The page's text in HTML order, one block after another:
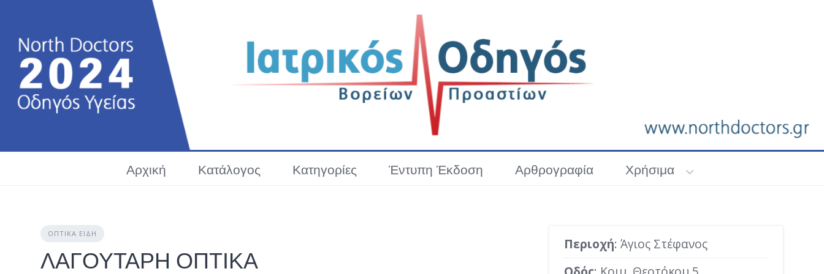
content
Αρχική Κατάλογος Κατηγορίες Έντυπη Έκδοση Αρθρογραφία Χρήσιμα
ΟΠΤΙΚΆ ΕΊΔΗ
ΛΑΓΟΥΤΑΡΗ ΟΠΤΙΚΑ
Περιοχή: Άγιος Στέφανος